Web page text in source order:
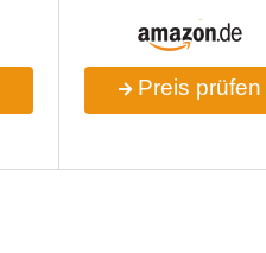
Preis prüfen